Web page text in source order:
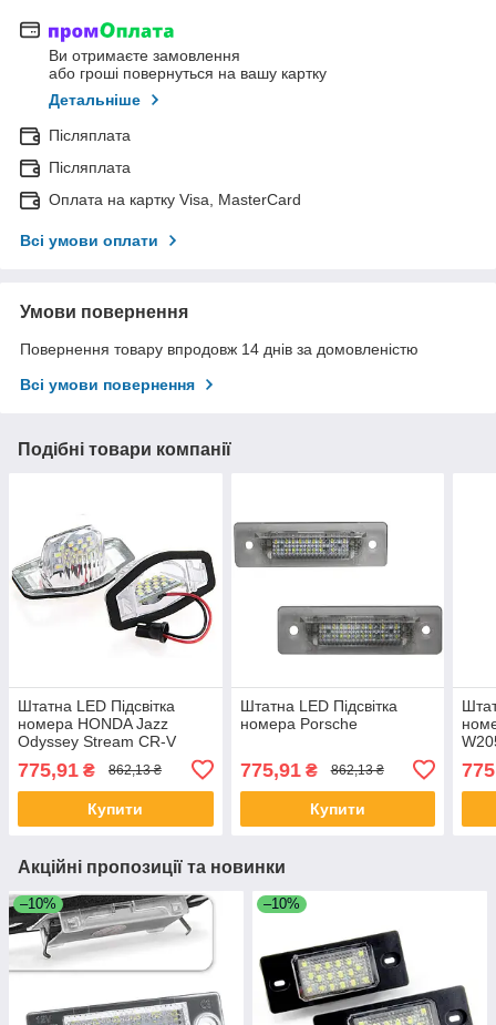
Ви отримаєте замовлення
або гроші повернуться на вашу картку
Детальніше
Післяплата
Післяплата
Оплата на картку Visa, MasterCard
Всі умови оплати
Умови повернення
Повернення товару впродовж 14 днів за домовленістю
Всі умови повернення
Подібні товари компанії
Штатна LED Підсвітка
номера HONDA Jazz
Odyssey Stream CR-V
775,91 ₴ 862,13 ₴
Купити
Штатна LED Підсвітка
номера Porsche
775,91₴ 862,13 ₴
Купити
Акційні пропозиції та новинки
–10% –10%